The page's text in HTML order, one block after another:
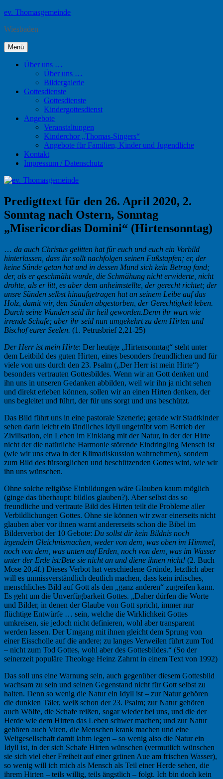
Zum
springen
ev. Thomasgemeinde
Wiesbaden
Menü
Über uns …
Über uns …
Bildergalerie
Gottesdienste
Gottesdienste
Kindergottesdienst
Angebote
Veranstaltungen
Kinderchor „Thomas-Singers“
Angebote für Familien, Kinder und Jugendliche
Kontakt
Impressum / Datenschutz
Predigttext für den 26. April 2020, 2.
Sonntag nach Ostern, Sonntag
„Misericordias Domini“ (Hirtensonntag)
… da auch Christus gelitten hat für euch und euch ein Vorbild
hinterlassen, dass ihr sollt nachfolgen seinen Fußstapfen; er, der
keine Sünde getan hat und in dessen Mund sich kein Betrug fand;
der, als er geschmäht wurde, die Schmähung nicht erwiderte, nicht
drohte, als er litt, es aber dem anheimstellte, der gerecht richtet; der
unsre Sünden selbst hinaufgetragen hat an seinem Leibe auf das
Holz, damit wir, den Sünden abgestorben, der Gerechtigkeit leben.
Durch seine Wunden seid ihr heil geworden.Denn ihr wart wie
irrende Schafe; aber ihr seid nun umgekehrt zu dem Hirten und
Bischof eurer Seelen. (1. Petrusbrief 2,21-25)
Der Herr ist mein Hirte: Der heutige „Hirtensonntag“ steht unter
dem Leitbild des guten Hirten, eines besonders freundlichen und für
viele von uns durch den 23. Psalm („Der Herr ist mein Hirte“)
besonders vertrauten Gottesbildes. Wenn wir an Gott denken und
ihn uns in unseren Gedanken abbilden, weil wir ihn ja nicht sehen
und direkt erleben können, sollen wir an einen Hirten denken, der
uns begleitet und führt, der für uns sorgt und uns beschützt.
Das Bild führt uns in eine pastorale Szenerie; gerade wir Stadtkinder
sehen darin leicht ein ländliches Idyll ungetrübt vom Betrieb der
Zivilisation, ein Leben im Einklang mit der Natur, in der der Hirte
nicht der die natürliche Harmonie störende Eindringling Mensch ist
(wie wir uns etwa in der Klimadiskussion wahrnehmen), sondern
zum Bild des fürsorglichen und beschützenden Gottes wird, wie wir
ihn uns wünschen.
Ohne solche religiöse Einbildungen wäre Glauben kaum möglich
(ginge das überhaupt: bildlos glauben?). Aber selbst das so
freundliche und vertraute Bild des Hirten teilt die Probleme aller
Verbildlichungen Gottes. Ohne sie können wir zwar einerseits nicht
glauben aber vor ihnen warnt andererseits schon die Bibel im
Bilderverbot der 10 Gebote: Du sollst dir kein Bildnis noch
irgendein Gleichnismachen, weder von dem, was oben im Himmel,
noch von dem, was unten auf Erden, noch von dem, was im Wasser
unter der Erde ist:Bete sie nicht an und diene ihnen nicht! (2. Buch
Mose 20,4f.) Dieses Verbot hat verschiedene Gründe, letztlich aber
will es unmissverständlich deutlich machen, dass kein irdisches,
menschliches Bild auf Gott als den „ganz anderen“ zugreifen kann.
Es geht um die Unverfügbarkeit Gottes. „Daher dürfen die Worte
und Bilder, in denen der Glaube von Gott spricht, immer nur
flüchtige Entwürfe … sein, welche die Wirklichkeit Gottes
umkreisen, sie jedoch nicht definieren, wohl aber transparent
werden lassen. Der Umgang mit ihnen gleicht dem Sprung von
einer Eisscholle auf die andere; zu langes Verweilen führt zum Tod
– nicht zum Tod Gottes, wohl aber des Gottesbildes.“ (So der
seinerzeit populäre Theologe Heinz Zahrnt in einem Text von 1992)
Das soll uns eine Warnung sein, auch gegenüber diesem Gottesbild
wachsam zu sein und seinen Gegenstand nicht für Gott selbst zu
halten. Denn so wenig die Natur ein Idyll ist – zur Natur gehören
die dunklen Täler, weiß schon der 23. Psalm; zur Natur gehören
auch Wölfe, die Schafe reißen, sogar wieder bei uns, und die der
Herde wie dem Hirten das Leben schwer machen; und zur Natur
gehören auch Viren, die Menschen krank machen und eine
Weltgesellschaft damit lahm legen – so wenig also die Natur ein
Idyll ist, in der sich Schafe Hirten wünschen (vermutlich wünschen
sie sich viel eher Freiheit auf einer grünen Aue am frischen Wasser),
so wenig will ich mich als Mensch als Teil einer Herde sehen, die
ihrem Hirten – teils willig, teils ängstlich – folgt. Ich bin doch kein